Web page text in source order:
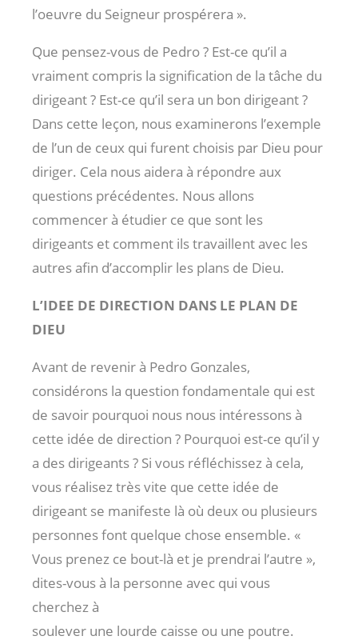
l’oeuvre du Seigneur prospérera ».
Que pensez-vous de Pedro ? Est-ce qu’il a
vraiment compris la signification de la tâche du
dirigeant ? Est-ce qu’il sera un bon dirigeant ?
Dans cette leçon, nous examinerons l’exemple
de l’un de ceux qui furent choisis par Dieu pour
diriger. Cela nous aidera à répondre aux
questions précédentes. Nous allons
commencer à étudier ce que sont les
dirigeants et comment ils travaillent avec les
autres afin d’accomplir les plans de Dieu.
L’IDEE DE DIRECTION DANS LE PLAN DE
DIEU
Avant de revenir à Pedro Gonzales,
considérons la question fondamentale qui est
de savoir pourquoi nous nous intéressons à
cette idée de direction ? Pourquoi est-ce qu’il y
a des dirigeants ? Si vous réfléchissez à cela,
vous réalisez très vite que cette idée de
dirigeant se manifeste là où deux ou plusieurs
personnes font quelque chose ensemble. «
Vous prenez ce bout-là et je prendrai l’autre »,
dites-vous à la personne avec qui vous
cherchez à
soulever une lourde caisse ou une poutre.